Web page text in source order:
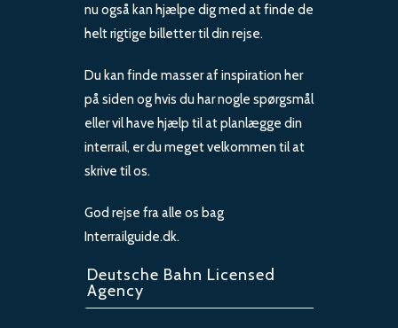
nu også kan hjælpe dig med at finde de
helt rigtige billetter til din rejse.
Du kan finde masser af inspiration her
på siden og hvis du har nogle spørgsmål
eller vil have hjælp til at planlægge din
interrail, er du meget velkommen til at
skrive til os.
God rejse fra alle os bag
Interrailguide.dk.
Deutsche Bahn Licensed
Agency